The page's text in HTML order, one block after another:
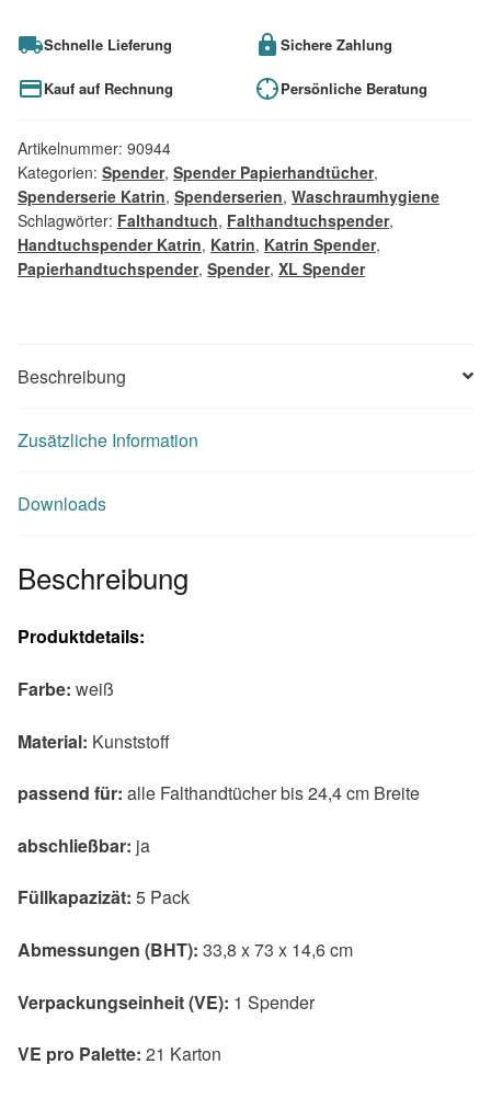
Schnelle Lieferung Sichere Zahlung
Kauf auf Rechnung Persönliche Beratung
Artikelnummer: 90944
Kategorien: Spender, Spender Papierhandtücher,
Spenderserie Katrin, Spenderserien, Waschraumhygiene
Schlagwörter: Falthandtuch, Falthandtuchspender,
Handtuchspender Katrin, Katrin, Katrin Spender,
Papierhandtuchspender, Spender, XL Spender
Beschreibung
Zusätzliche Information
Downloads
Beschreibung
Produktdetails:
Farbe: weiß
Material: Kunststoff
passend für: alle Falthandtücher bis 24,4 cm Breite
abschließbar: ja
Füllkapazizät: 5 Pack
Abmessungen (BHT): 33,8 x 73 x 14,6 cm
Verpackungseinheit (VE): 1 Spender
VE pro Palette: 21 Karton